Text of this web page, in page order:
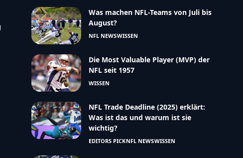
Was machen NFL-Teams von Juli bis
August?
NFL NEWSWISSEN
Die Most Valuable Player (MVP) der
NFL seit 1957
WISSEN
NFL Trade Deadline (2025) erklärt:
Was ist das und warum ist sie
wichtig?
EDITORS PICKNFL NEWSWISSEN